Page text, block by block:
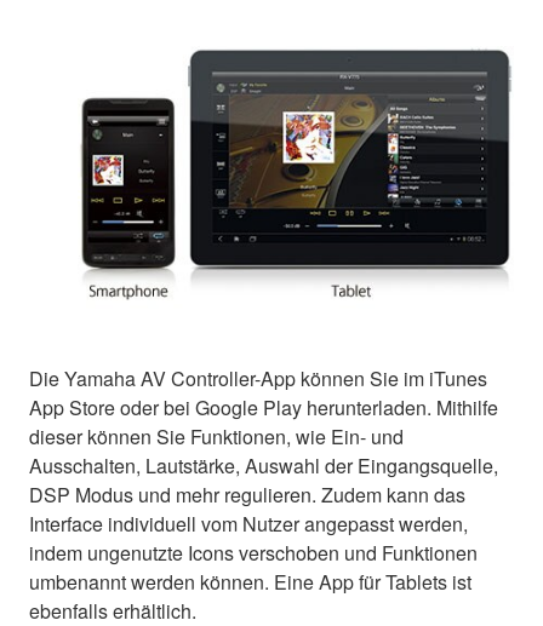
Die Yamaha AV Controller-App können Sie im iTunes
App Store oder bei Google Play herunterladen. Mithilfe
dieser können Sie Funktionen, wie Ein- und
Ausschalten, Lautstärke, Auswahl der Eingangsquelle,
DSP Modus und mehr regulieren. Zudem kann das
Interface individuell vom Nutzer angepasst werden,
indem ungenutzte Icons verschoben und Funktionen
umbenannt werden können. Eine App für Tablets ist
ebenfalls erhältlich.